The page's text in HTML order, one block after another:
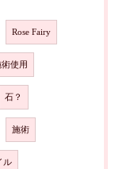
Rose Fairy
使用
石？
施術
ル